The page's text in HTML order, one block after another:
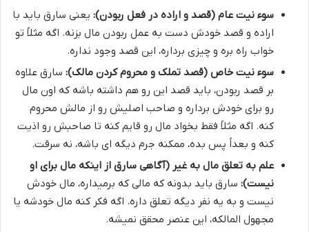
سوء نیت عام (قصد و اراده در فعل ربودن): یعنی سارق باید با
اراده و قصد خودش دست به عمل ربودن مال بزنه. اگه مثلاً تو
خواب راه بره و چیزی برداره، این قصد وجود نداره.
سوء نیت خاص (قصد تملک و محروم کردن مالک): سارق علاوه
بر قصد ربودن، باید قصد این رو هم داشته باشه که اون مال
رو برای خودش برداره و صاحب اصلیش رو از مالش محروم
کنه. اگه مثلاً فقط بخواد مال رو قایم کنه تا صاحبش رو اذیت
کنه و بعداً پس بده، ممکنه جرم دیگه ای باشه، نه سرقت.
علم به تعلق مال به غیر (آگاهی سارق از اینکه مال برای او
نیست): سارق باید بدونه که مالی که برمیداره، مال خودش
نیست و به یه نفر دیگه تعلق داره. اگه فکر کنه مال خودشه یا
مجهول المالکه، این عنصر محقق نمیشه.